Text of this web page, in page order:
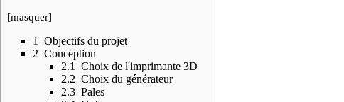
[masquer]
1
Objectifs du projet
2 Conception
2.1
Choix de l'imprimante 3D
2.2 Choix du générateur
2.3 Pales